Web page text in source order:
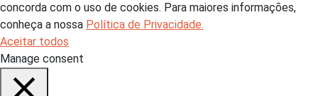
concorda com o uso de cookies. Para maiores informações,
conheça a nossa Política de Privacidade.
Aceitar todos
Manage consent